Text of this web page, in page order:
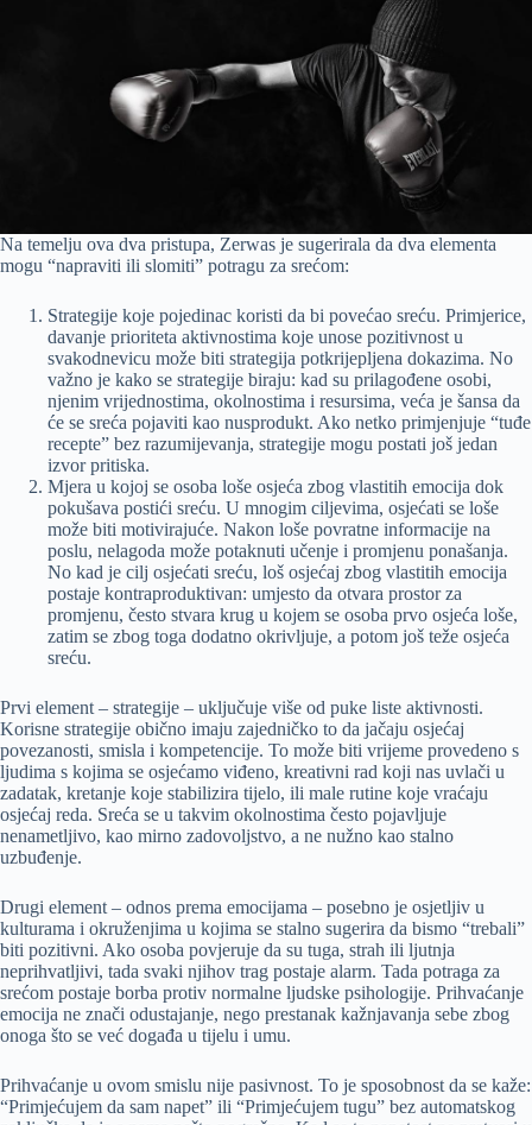
Na temelju ova dva pristupa, Zerwas je sugerirala da dva elementa
mogu “napraviti ili slomiti” potragu za srećom:
Strategije koje pojedinac koristi da bi povećao sreću. Primjerice,
davanje prioriteta aktivnostima koje unose pozitivnost u
svakodnevicu može biti strategija potkrijepljena dokazima. No
važno je kako se strategije biraju: kad su prilagođene osobi,
njenim vrijednostima, okolnostima i resursima, veća je šansa da
će se sreća pojaviti kao nusprodukt. Ako netko primjenjuje “tuđe
recepte” bez razumijevanja, strategije mogu postati još jedan
izvor pritiska.
Mjera u kojoj se osoba loše osjeća zbog vlastitih emocija dok
pokušava postići sreću. U mnogim ciljevima, osjećati se loše
može biti motivirajuće. Nakon loše povratne informacije na
poslu, nelagoda može potaknuti učenje i promjenu ponašanja.
No kad je cilj osjećati sreću, loš osjećaj zbog vlastitih emocija
postaje kontraproduktivan: umjesto da otvara prostor za
promjenu, često stvara krug u kojem se osoba prvo osjeća loše,
zatim se zbog toga dodatno okrivljuje, a potom još teže osjeća
sreću.
Prvi element – strategije – uključuje više od puke liste aktivnosti.
Korisne strategije obično imaju zajedničko to da jačaju osjećaj
povezanosti, smisla i kompetencije. To može biti vrijeme provedeno s
ljudima s kojima se osjećamo viđeno, kreativni rad koji nas uvlači u
zadatak, kretanje koje stabilizira tijelo, ili male rutine koje vraćaju
osjećaj reda. Sreća se u takvim okolnostima često pojavljuje
nenametljivo, kao mirno zadovoljstvo, a ne nužno kao stalno
uzbuđenje.
Drugi element – odnos prema emocijama – posebno je osjetljiv u
kulturama i okruženjima u kojima se stalno sugerira da bismo “trebali”
biti pozitivni. Ako osoba povjeruje da su tuga, strah ili ljutnja
neprihvatljivi, tada svaki njihov trag postaje alarm. Tada potraga za
srećom postaje borba protiv normalne ljudske psihologije. Prihvaćanje
emocija ne znači odustajanje, nego prestanak kažnjavanja sebe zbog
onoga što se već događa u tijelu i umu.
Prihvaćanje u ovom smislu nije pasivnost. To je sposobnost da se kaže:
“Primjećujem da sam napet” ili “Primjećujem tugu” bez automatskog